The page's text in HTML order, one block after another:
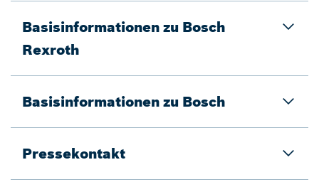
Basisinformationen zu Bosch
Rexroth
Basisinformationen zu Bosch
Pressekontakt